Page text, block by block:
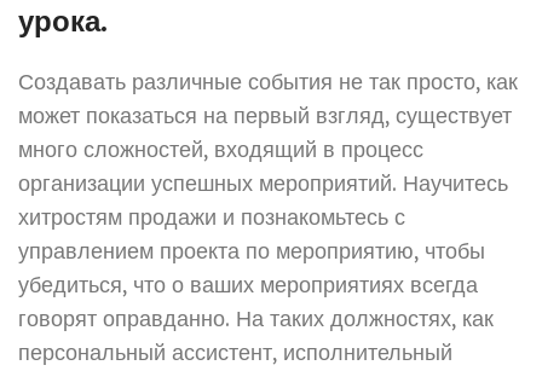
урока.
Создавать различные события не так просто, как
может показаться на первый взгляд, существует
много сложностей, входящий в процесс
организации успешных мероприятий. Научитесь
хитростям продажи и познакомьтесь с
управлением проекта по мероприятию, чтобы
убедиться, что о ваших мероприятиях всегда
говорят оправданно. На таких должностях, как
персональный ассистент, исполнительный